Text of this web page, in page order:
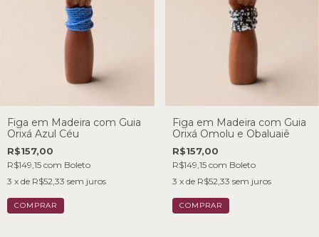
Figa em Madeira com Guia
Orixá Azul Céu
R$157,00
R$149,15 com Boleto
3 x de R$52,33 sem juros
Figa em Madeira com Guia
Orixá Omolu e Obaluaiê
R$157,00
R$149,15 com Boleto
3 x de R$52,33 sem juros